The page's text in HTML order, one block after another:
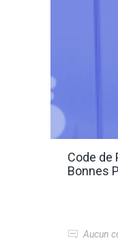
Code de
Bonnes
Aucun